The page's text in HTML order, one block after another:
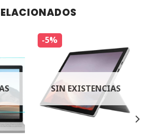
-5%
SIN EXISTENCIAS